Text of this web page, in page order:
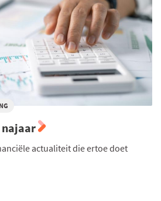
najaar
actualiteit die ertoe doet